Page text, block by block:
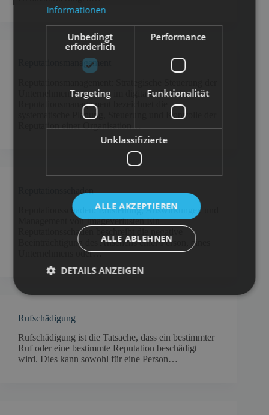
Reputationsmanagement
Reputationsmanagement: Strategische Steuerung der
Unternehmensreputation im digitalen Zeitalter
Reputationsmanagement bezeichnet die
systematische Planung, Steuerung und Kontrolle der
Reputationsschaden: Entstehung, Auswirkungen und
Management von Imageverlusten Ein
Reputationsschaden beschreibt die negative
Beeinträchtigung des Ansehens einer Person, eines
Unternehmens oder…
Rufschädigung
Rufschädigung ist die Tatsache, dass ein bestimmter
Ruf oder eine bestimmte Reputation beschädigt
wird. Dies kann sowohl für eine Person…
Informationen
Unbedingt
erforderlich
Performance
Targeting Funktionalität
Unklassifizierte
ALLE AKZEPTIEREN
ALLE ABLEHNEN
DETAILS ANZEIGEN